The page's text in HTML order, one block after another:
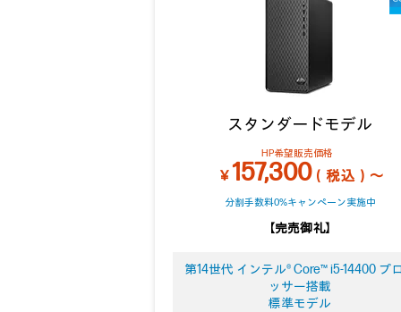
スタンダードモデル
HP希望販売価格
￥157,300（税込）～
分割手数料0%キャンペーン実施中
【完売御礼】
第14世代 インテル® Core™ i5-14400 プ
ッサー搭載
標準モデル